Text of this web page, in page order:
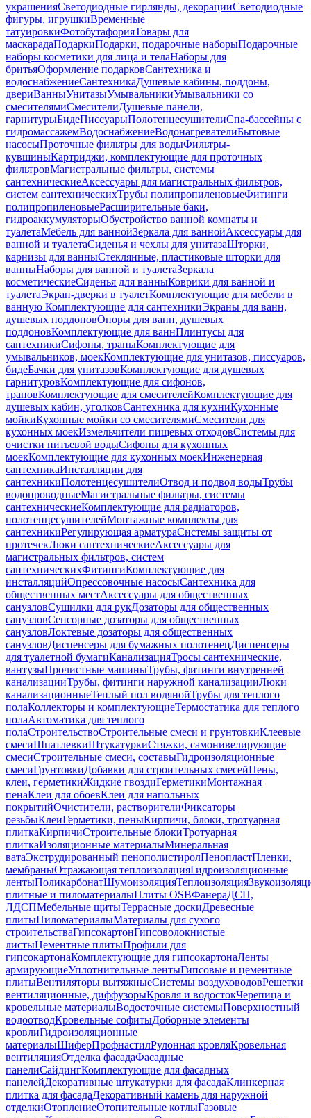
украшенияСветодиодные гирлянды, декорацииСветодиодные
фигуры, игрушкиВременные
татуировкиФотобутафорияТовары для
маскарадаПодаркиПодарки, подарочные наборыПодарочные
наборы косметики для лица и телаНаборы для
бритьяОформление подарковСантехника и
водоснабжениеСантехникаДушевые кабины, поддоны,
двериВанныУнитазыУмывальникиУмывальники со
смесителямиСмесителиДушевые панели,
гарнитурыБидеПиссуарыПолотенцесушителиСпа-бассейны с
гидромассажемВодоснабжениеВодонагревателиБытовые
насосыПроточные фильтры для водыФильтры-
кувшиныКартриджи, комплектующие для проточных
фильтровМагистральные фильтры, системы
сантехническиеАксессуары для магистральных фильтров,
систем сантехническихТрубы полипропиленовыеФитинги
полипропиленовыеРасширительные баки,
гидроаккумуляторыОбустройство ванной комнаты и
туалетаМебель для ваннойЗеркала для ваннойАксессуары для
ванной и туалетаСиденья и чехлы для унитазаШторки,
карнизы для ванныСтеклянные, пластиковые шторки для
ванныНаборы для ванной и туалетаЗеркала
косметическиеСиденья для ванныКоврики для ванной и
туалетаЭкран-дверки в туалетКомплектующие для мебели в
ванную Комплектующие для сантехникиЭкраны для ванн,
душевых поддоновОпоры для ванн, душевых
поддоновКомплектующие для ваннПлинтусы для
сантехникиСифоны, трапыКомплектующие для
умывальников, моекКомплектующие для унитазов, писсуаров,
бидеБачки для унитазовКомплектующие для душевых
гарнитуровКомплектующие для сифонов,
траповКомплектующие для смесителейКомплектующие для
душевых кабин, уголковСантехника для кухниКухонные
мойкиКухонные мойки со смесителямиСмесители для
кухонных моекИзмельчители пищевых отходовСистемы для
очистки питьевой водыСифоны для кухонных
моекКомплектующие для кухонных моекИнженерная
сантехникаИнсталляции для
сантехникиПолотенцесушителиОтвод и подвод водыТрубы
водопроводныеМагистральные фильтры, системы
сантехническиеКомплектующие для радиаторов,
полотенцесушителейМонтажные комплекты для
сантехникиРегулирующая арматураСистемы защиты от
протечекЛюки сантехническиеАксессуары для
магистральных фильтров, систем
сантехническихФитингиКомплектующие для
инсталляцийОпрессовочные насосыСантехника для
общественных местАксессуары для общественных
санузловСушилки для рукДозаторы для общественных
санузловСенсорные дозаторы для общественных
санузловЛоктевые дозаторы для общественных
санузловДиспенсеры для бумажных полотенецДиспенсеры
для туалетной бумагиКанализацияТросы сантехнические,
вантузыПрочистные машиныТрубы, фитинги внутренней
канализацииТрубы, фитинги наружной канализацииЛюки
канализационныеТеплый пол водянойТрубы для теплого
полаКоллекторы и комплектующиеТермостатика для теплого
полаАвтоматика для теплого
полаСтроительствоСтроительные смеси и грунтовкиКлеевые
смесиШпатлевкиШтукатуркиСтяжки, самонивелирующие
смесиСтроительные смеси, составыГидроизоляционные
смесиГрунтовкиДобавки для строительных смесейПены,
клеи, герметикиЖидкие гвоздиГерметикиМонтажная
пенаКлеи для обоевКлеи для напольных
покрытийОчистители, растворителиФиксаторы
резьбыКлеиГерметики, пеныКирпичи, блоки, тротуарная
плиткаКирпичиСтроительные блокиТротуарная
плиткаИзоляционные материалыМинеральная
ватаЭкструдированный пенополистиролПенопластПленки,
мембраныОтражающая теплоизоляцияГидроизоляционные
лентыПоликарбонатШумоизоляцияТеплоизоляция
плитные и пиломатериалыПлиты OSBФанераДСП,
ЛДСПМебельные щитыТеррасные доскиДревесные
плитыПиломатериалыМатериалы для сухого
строительстваГипсокартонГипсоволокнистые
листыЦементные плитыПрофили для
гипсокартонаКомплектующие для гипсокартонаЛенты
армирующиеУплотнительные лентыГипсовые и цементные
плитыВентиляторы вытяжныеСистемы воздуховодовРешетки
вентиляционные, диффузорыКровля и водостокЧерепица и
кровельные материалыВодосточные системыПоверхностный
водоотводКровельные софитыДоборные элементы
кровлиГидроизоляционные
материалыШиферПрофнастилРулонная кровляКровельная
вентиляцияОтделка фасадаФасадные
панелиСайдингКомплектующие для фасадных
панелейДекоративные штукатурки для фасадаКлинкерная
плитка для фасадаДекоративный камень для наружной
отделкиОтоплениеОтопительные котлыГазовые